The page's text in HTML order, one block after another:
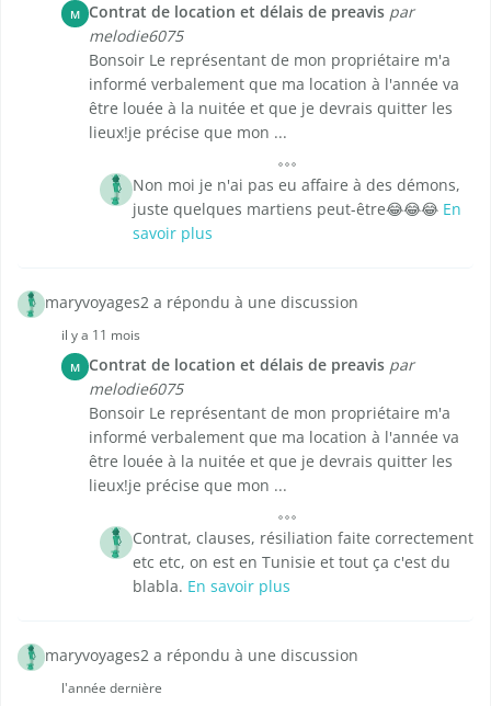
M Contrat de location et délais de preavis par
melodie6075
Bonsoir Le représentant de mon propriétaire m'a
informé verbalement que ma location à l'année va
être louée à la nuitée et que je devrais quitter les
lieux!je précise que mon ...
Non moi je n'ai pas eu affaire à des démons,
juste quelques martiens peut-être😂😂😂 En
savoir plus
maryvoyages2 a répondu à une discussion
il y a 11 mois
M Contrat de location et délais de preavis par
melodie6075
Bonsoir Le représentant de mon propriétaire m'a
informé verbalement que ma location à l'année va
être louée à la nuitée et que je devrais quitter les
lieux!je précise que mon ...
Contrat, clauses, résiliation faite correctement
etc etc, on est en Tunisie et tout ça c'est du
blabla. En savoir plus
maryvoyages2 a répondu à une discussion
l'année dernière